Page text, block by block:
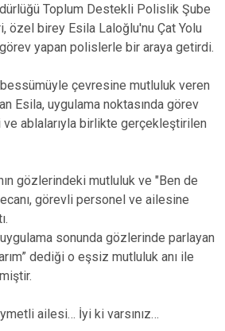
Toplum Destekli Polislik Şube
özel birey Esila Laloğlu'nu Çat Yolu
yapan polislerle bir araya getirdi.
çevresine mutluluk veren
Esila, uygulama noktasında görev
ablalarıyla birlikte gerçekleştirilen
gözlerindeki mutluluk ve "Ben de
görevli personel ve ailesine
uygulama sonunda gözlerinde parlayan
dediği o eşsiz mutluluk anı ile
ailesi… İyi ki varsınız…